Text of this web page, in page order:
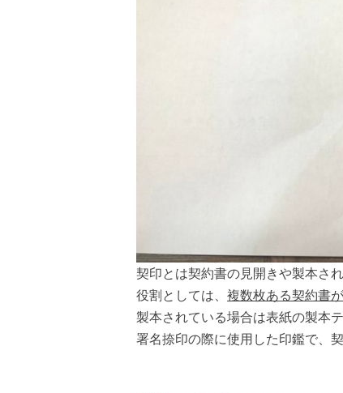
契印とは契約書の見開きや製本さ
役割としては、 複数枚ある契約書
製本されている場合は表紙の製本
署名捺印の際に使用した印鑑で、